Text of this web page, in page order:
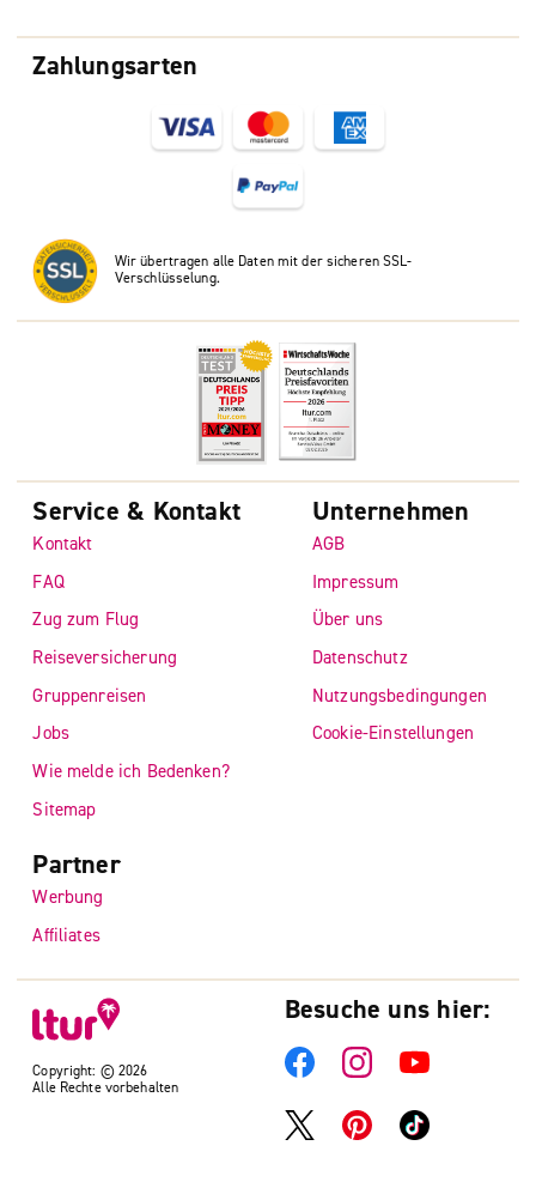
Zahlungsarten
Wir übertragen alle Daten mit der sicheren SSL-
Verschlüsselung.
Copyright: © 2026
Alle Rechte vorbehalten
Service & Kontakt
Kontakt
FAQ
Zug zum Flug
Reiseversicherung
Gruppenreisen
Jobs
Wie melde ich Bedenken?
Sitemap
Unternehmen
AGB
Impressum
Über uns
Datenschutz
Nutzungsbedingungen
Cookie-Einstellungen
Partner
Werbung
Affiliates
Besuche uns hier: